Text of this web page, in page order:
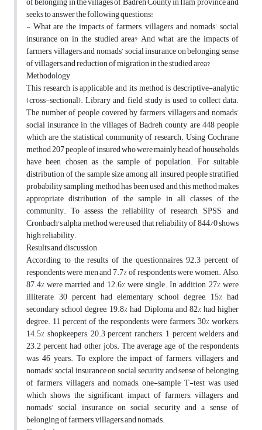
seeks to answer the following questions:
- What are the impacts of farmers, villagers and nomads’ social
insurance on in the studied area? And what are the impacts of
farmers, villagers and nomads’ social insurance on belonging sense
of villagers and reduction of migration in the studied area?
Methodology
This research is applicable and its method is descriptive-analytic
(cross-sectional). Library and field study is used to collect data.
The number of people covered by farmers, villagers and nomads’
social insurance in the villages of Badreh county are 448 people
which are the statistical community of research. Using Cochrane
method 207 people of insured who were mainly head of households
have been chosen as the sample of population. For suitable
distribution of the sample size among all insured people stratified
probability sampling method has been used and this method makes
appropriate distribution of the sample in all classes of the
community. To assess the reliability of research, SPSS, and
Cronbach's alpha method were used that reliability of 844/0 shows
high reliability.
Results and discussion
According to the results of the questionnaires, 92.3 percent of
respondents were men and 7.7% of respondents were women. Also,
87.4% were married and 12.6% were single. In addition, 27% were
illiterate, 30 percent had elementary school degree, 15% had
secondary school degree, 19.8% had Diploma and 82% had higher
degree. 11 percent of the respondents were farmers, 30% workers,
14.5% shopkeepers, 20.3 percent ranchers, 1 percent welders and
23.2 percent had other jobs. The average age of the respondents
was 46 years. To explore the impact of farmers, villagers and
nomads’ social insurance on social security and sense of belonging
of farmers, villagers and nomads, one-sample T-test was used
which shows the significant impact of farmers, villagers and
nomads’ social insurance on social security and a sense of
belonging of farmers, villagers and nomads.